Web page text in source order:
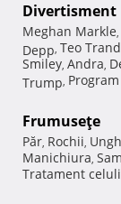
Divertisment
Meghan Markle,
Depp, Teo
Smiley, Andra,
Trump, Program
Frumuseţe
Păr, Rochii,
Manichiura,
Tratament